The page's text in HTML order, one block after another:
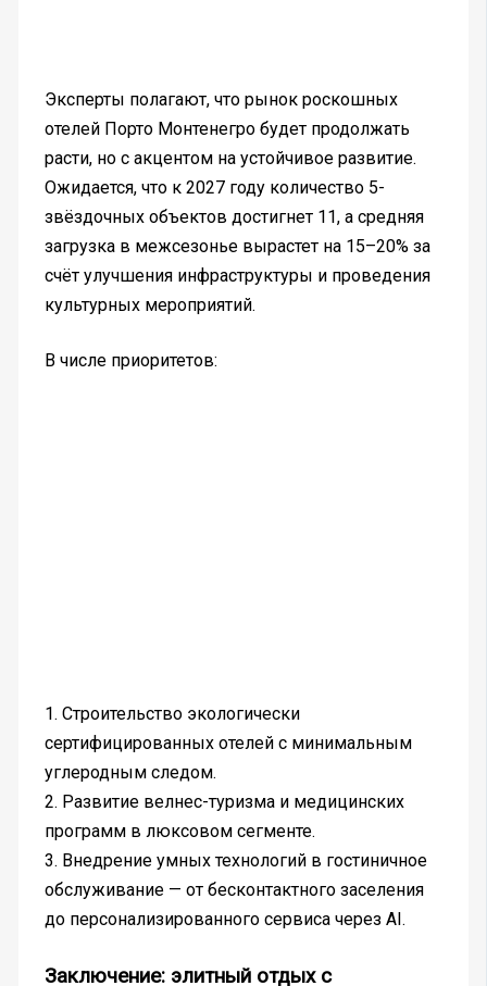
Эксперты полагают, что рынок роскошных
отелей Порто Монтенегро будет продолжать
расти, но с акцентом на устойчивое развитие.
Ожидается, что к 2027 году количество 5-
звёздочных объектов достигнет 11, а средняя
загрузка в межсезонье вырастет на 15–20% за
счёт улучшения инфраструктуры и проведения
культурных мероприятий.
В числе приоритетов:
1. Строительство экологически
сертифицированных отелей с минимальным
углеродным следом.
2. Развитие велнес-туризма и медицинских
программ в люксовом сегменте.
3. Внедрение умных технологий в гостиничное
обслуживание — от бесконтактного заселения
до персонализированного сервиса через AI.
Заключение: элитный отдых с